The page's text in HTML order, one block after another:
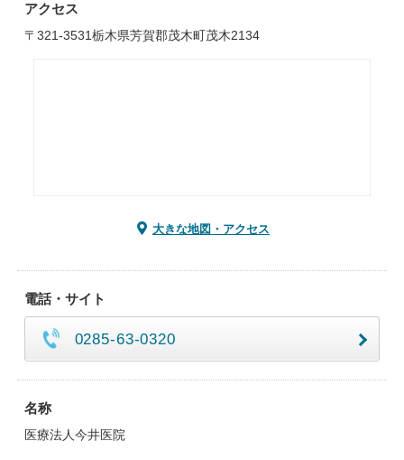
アクセス
〒321-3531栃木県芳賀郡茂木町茂木2134
大きな地図・アクセス
電話・サイト
0285-63-0320
名称
医療法人今井医院